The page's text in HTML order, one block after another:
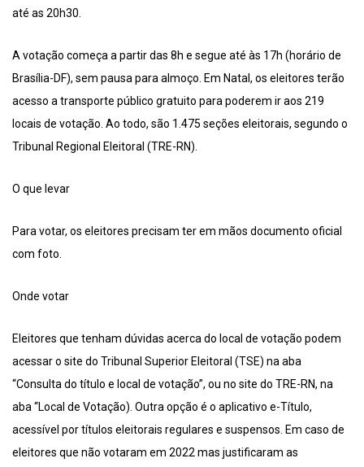
até as 20h30.
A votação começa a partir das 8h e segue até às 17h (horário de
Brasília-DF), sem pausa para almoço. Em Natal, os eleitores terão
acesso a transporte público gratuito para poderem ir aos 219
locais de votação. Ao todo, são 1.475 seções eleitorais, segundo o
Tribunal Regional Eleitoral (TRE-RN).
O que levar
Para votar, os eleitores precisam ter em mãos documento oficial
com foto.
Onde votar
Eleitores que tenham dúvidas acerca do local de votação podem
acessar o site do Tribunal Superior Eleitoral (TSE) na aba
“Consulta do título e local de votação”, ou no site do TRE-RN, na
aba “Local de Votação). Outra opção é o aplicativo e-Título,
acessível por títulos eleitorais regulares e suspensos. Em caso de
eleitores que não votaram em 2022 mas justificaram as